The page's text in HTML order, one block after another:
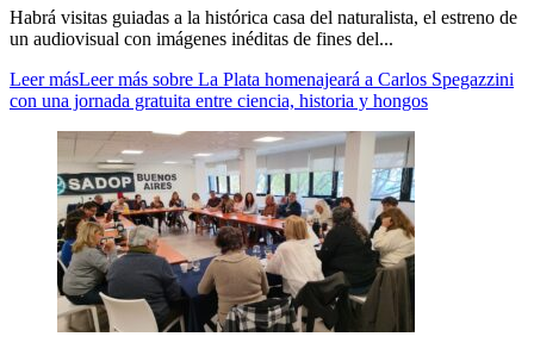
Habrá visitas guiadas a la histórica casa del naturalista, el estreno de
un audiovisual con imágenes inéditas de fines del...
Leer másLeer más sobre La Plata homenajeará a Carlos Spegazzini
con una jornada gratuita entre ciencia, historia y hongos